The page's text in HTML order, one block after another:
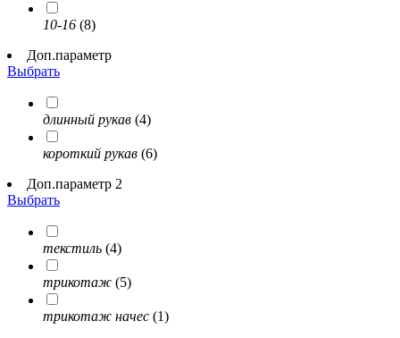
10-16 (8)
Доп.параметр
Выбрать
длинный рукав (4)
короткий рукав (6)
Доп.параметр 2
Выбрать
текстиль (4)
трикотаж (5)
трикотаж начес (1)